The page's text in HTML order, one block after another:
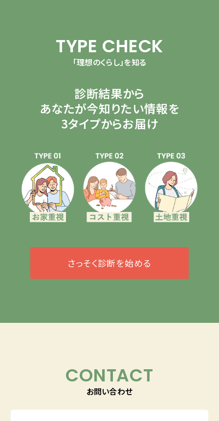
TYPE CHECK
「理想のくらし」を知る
診断結果から
あなたが今知りたい情報を
3タイプからお届け
さっそく診断を始める
CONTACT
お問い合わせ